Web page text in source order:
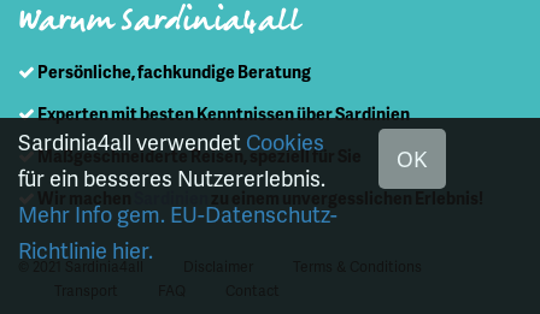
Warum Sardinia4all
Persönliche, fachkundige Beratung
Experten mit besten Kenntnissen über Sardinien
Maßgeschneiderte Reisen, speziell für Sie
Sardinia4all verwendet Cookies
für ein besseres Nutzererlebnis.
Mehr Info gem. EU-Datenschutz-
Richtlinie hier.
OK